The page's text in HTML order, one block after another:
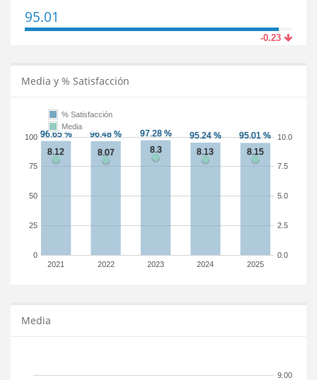
95.01
-0.23
Media y % Satisfacción
2021 2022 2023 2024 2025
0
25
50
75
100
0.0
2.5
5.0
7.5
10.0
% Satisfacción
Media
Media
9.00